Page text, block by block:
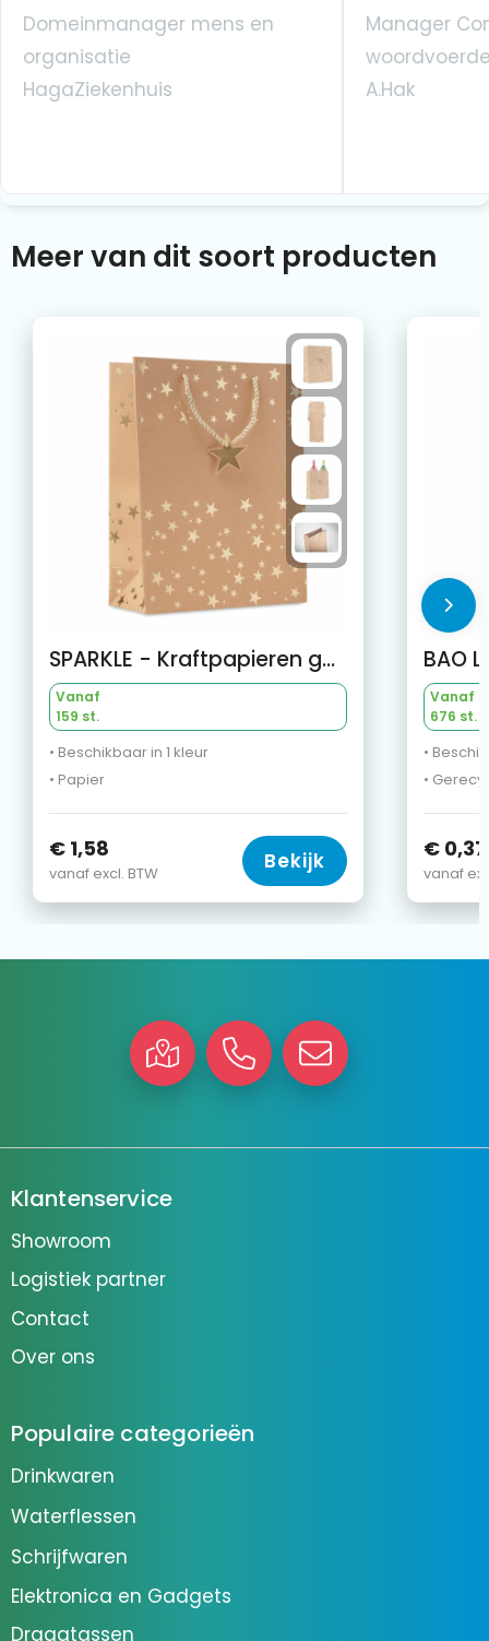
Domeinmanager mens en
organisatie
HagaZiekenhuis
Manager
A.Hak
Meer van dit soort producten
SPARKLE - Kraftpapieren geschenkzak
Vanaf
159 st.
• Beschikbaar in 1 kleur
• Papier
€ 1,58
vanaf excl. BTW Bekijk
Vanaf
676 st.
•
•
€ 0,37
vanaf
Klantenservice
Showroom
Logistiek partner
Contact
Over ons
Populaire categorieën
Drinkwaren
Waterflessen
Schrijfwaren
Elektronica en Gadgets
Draagtassen